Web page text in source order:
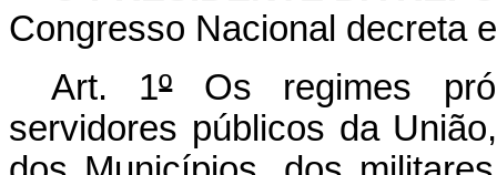
Congresso Nacional decreta
Art. 1ºOs regimes
servidores públicos da